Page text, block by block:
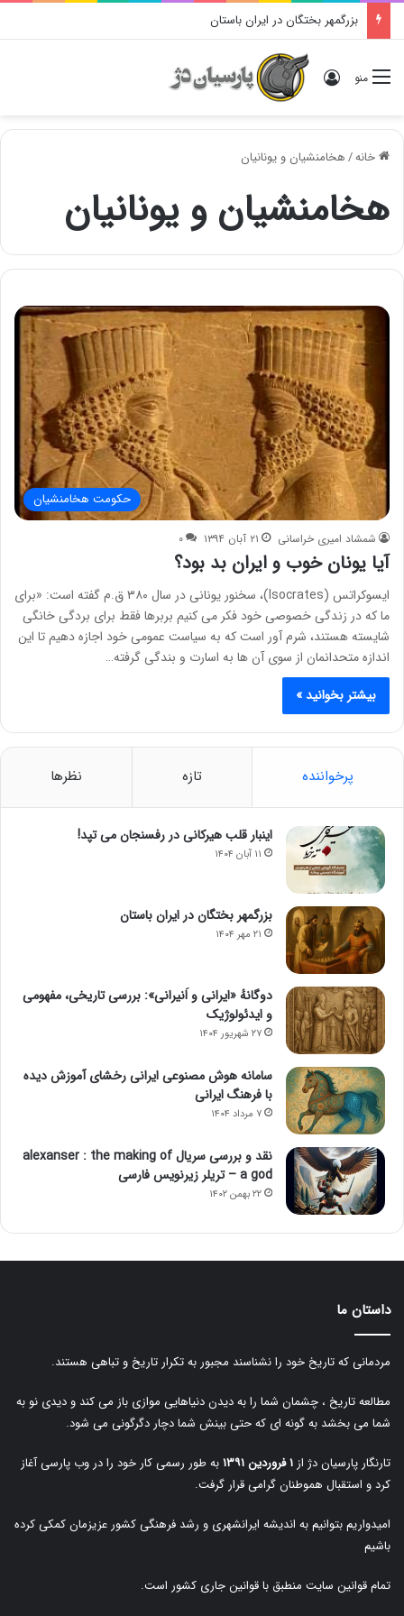
بزرگمهر بختگان در ایران باستان
منو ورود
خانه/هخامنشیان و یونانیان
هخامنشیان و یونانیان
حکومت هخامنشیان
شمشاد امیری خراسانی ۲۱ آبان ۱۳۹۴ ۰
آیا یونان خوب و ایران بد بود؟
ایسوکراتس (Isocrates)، سخنور یونانی در سال ۳۸۰ ق.م گفته است: «برای
ما که در زندگی خصوصی خود فکر می کنیم بربرها فقط برای بردگی خانگی
شایسته هستند، شرم آور است که به سیاست عمومی خود اجازه دهیم تا این
اندازه متحدانمان از سوی آن ها به اسارت و بندگی گرفته…
بیشتر بخوانید »
پرخواننده تازه نظرها
اینبار قلب هیرکانی در رفسنجان می تپد!
۱۱ آبان ۱۴۰۴
بزرگمهر بختگان در ایران باستان
۲۱ مهر ۱۴۰۴
دوگانهٔ «ایرانی و اَنیرانی»: بررسی تاریخی، مفهومی
و ایدئولوژیک
۲۷ شهریور ۱۴۰۴
سامانه هوش مصنوعی ایرانی رخشای آموزش دیده
با فرهنگ ایرانی
۷ مرداد ۱۴۰۴
نقد و بررسی سریال alexanser : the making of
a god – تریلر زیرنویس فارسی
۲۲ بهمن ۱۴۰۲
داستان ما
مردمانی که تاریخ خود را نشناسند مجبور به تکرار تاریخ و تباهی هستند.
مطالعه تاریخ ، چشمان شما را به دیدن دنیاهایی موازی باز می کند و دیدی نو به
شما می بخشد به گونه ای که حتی بینش شما دچار دگرگونی می شود.
تارنگار پارسیان دژ از ۱ فروردین ۱۳۹۱
به طور رسمی کار خود را در وب پارسی آغاز
کرد و استقبال هموطنان گرامی قرار گرفت.
امیدواریم بتوانیم به اندیشه ایرانشهری و رشد فرهنگی کشور عزیزمان کمکی کرده
باشیم
تمام قوانین سایت منطبق با قوانین جاری کشور است.